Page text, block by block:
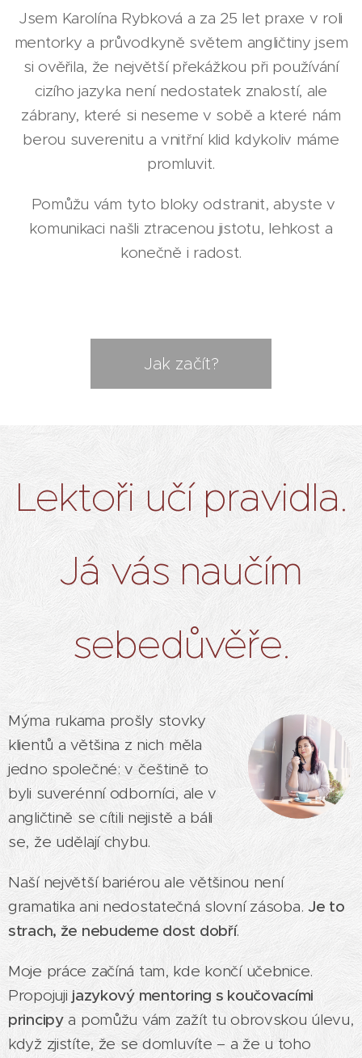
Jsem Karolína Rybková a za 25 let praxe v roli
mentorky a průvodkyně světem angličtiny jsem
si ověřila, že největší překážkou při používání
cizího jazyka není nedostatek znalostí, ale
zábrany, které si neseme v sobě a které nám
berou suverenitu a vnitřní klid kdykoliv máme
promluvit.
Pomůžu vám tyto bloky odstranit, abyste v
komunikaci našli ztracenou jistotu, lehkost a
konečně i radost.
Jak začít?
Lektoři učí pravidla.
Já vás naučím
sebedůvěře.
Mýma rukama prošly stovky
klientů a většina z nich měla
jedno společné: v češtině to
byli suverénní odborníci, ale v
angličtině se cítili nejistě a báli
se, že udělají chybu.
Naší největší bariérou ale většinou není
gramatika ani nedostatečná slovní zásoba.Je to
strach, že nebudeme dost dobří.
Moje práce začíná tam, kde končí učebnice.
Propojuji jazykový mentoring s koučovacími
principya pomůžu vám zažít tu obrovskou úlevu,
když zjistíte, že se domluvíte – a že u toho